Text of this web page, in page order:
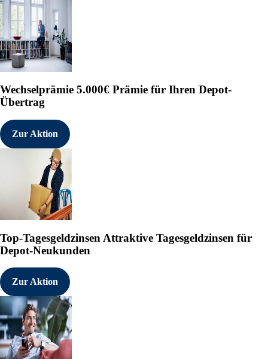
Wechselprämie 5.000€ Prämie für Ihren Depot-
Übertrag
Zur Aktion
Top-Tagesgeldzinsen Attraktive Tagesgeldzinsen für
Depot-Neukunden
Zur Aktion